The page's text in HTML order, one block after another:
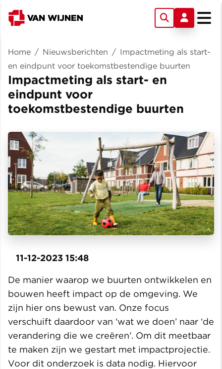
Home / Nieuwsberichten / Impactmeting als start-
en eindpunt voor toekomstbestendige buurten
Impactmeting als start- en
eindpunt voor
toekomstbestendige buurten
11-12-2023 15:48
De manier waarop we buurten ontwikkelen en
bouwen heeft impact op de omgeving. We
zijn hier ons bewust van. Onze focus
verschuift daardoor van ‘wat we doen’ naar ‘de
verandering die we creëren’. Om dit meetbaar
te maken zijn we gestart met impactprojectie.
Voor dit onderzoek is data nodig. Hiervoor